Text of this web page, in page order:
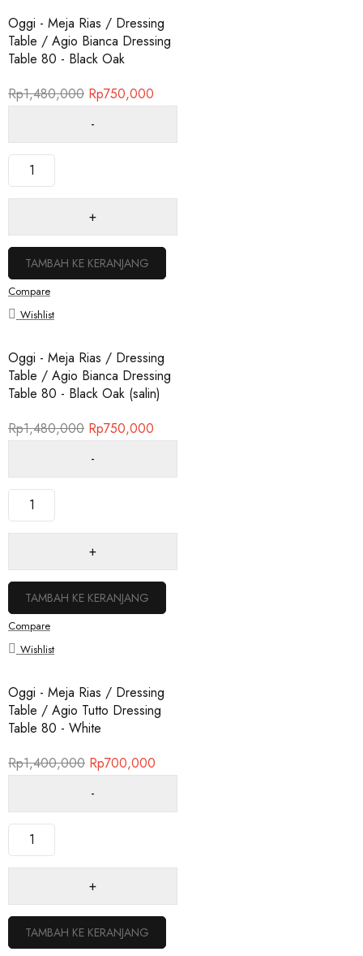
Oggi - Meja Rias / Dressing
Table / Agio Bianca Dressing
Table 80 - Black Oak
Rp1,480,000 Rp750,000
TAMBAH KE KERANJANG
Compare
Wishlist
Oggi - Meja Rias / Dressing
Table / Agio Bianca Dressing
Table 80 - Black Oak (salin)
Rp1,480,000 Rp750,000
TAMBAH KE KERANJANG
Compare
Wishlist
Oggi - Meja Rias / Dressing
Table / Agio Tutto Dressing
Table 80 - White
Rp1,400,000 Rp700,000
TAMBAH KE KERANJANG